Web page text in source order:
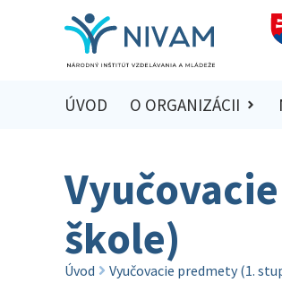
ÚVOD O ORGANIZÁCII
škole)
Úvod Vyučovacie predmety (1.